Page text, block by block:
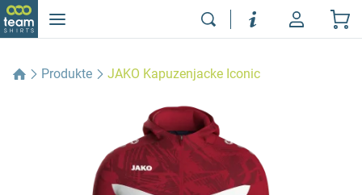
Produkte JAKO Kapuzenjacke Iconic